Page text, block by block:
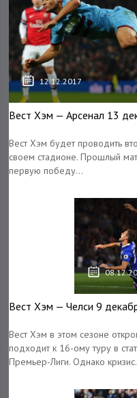
12.12.2017
Вест Хэм — Арсенал 13
Вест Хэм будет проводить
своем стадионе. Прошлый
первую победу...
Вест Хэм — Челси 9
Вест Хэм в этом сезоне
подходит к 16-ому туру в
Премьер-Лиги. Однако